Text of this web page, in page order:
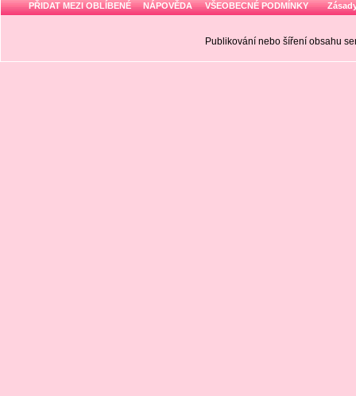
PŘIDAT MEZI OBLÍBENÉ NÁPOVĚDA VŠEOBECNÉ PODMÍNKY
Publikování nebo šíření obsahu